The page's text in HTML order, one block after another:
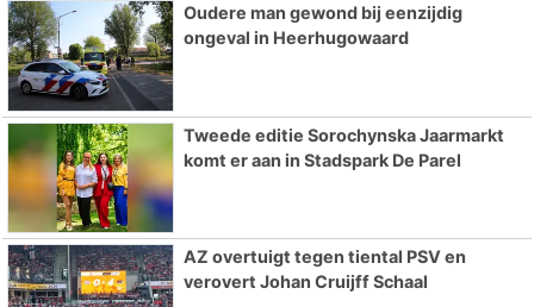
Oudere man gewond bij eenzijdig
ongeval in Heerhugowaard
Tweede editie Sorochynska Jaarmarkt
komt er aan in Stadspark De Parel
AZ overtuigt tegen tiental PSV en
verovert Johan Cruijff Schaal